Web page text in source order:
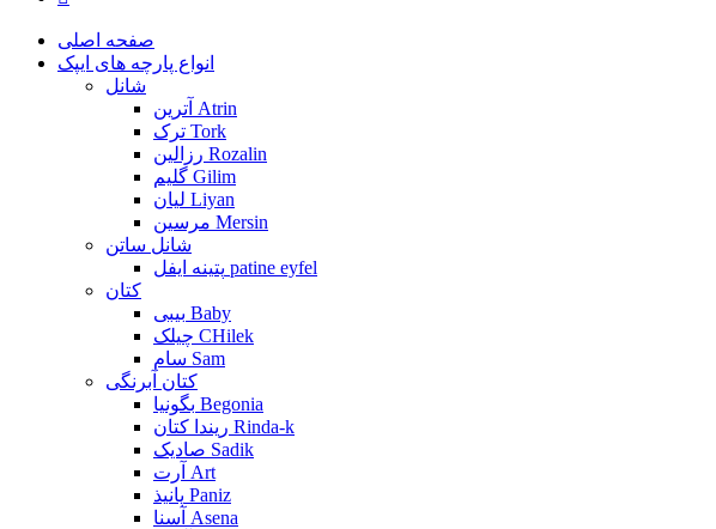
صفحه اصلی
انواع پارچه های ایپک
شانل
آترین Atrin
ترک Tork
رزالین Rozalin
گلیم Gilim
لیان Liyan
مرسین Mersin
شانل ساتن
پتینه ایفل patine eyfel
کتان
بیبی Baby
چیلک CHilek
سام Sam
کتان آبرنگی
بگونیا Begonia
ریندا کتان Rinda-k
صادیک Sadik
آرت Art
پانیذ Paniz
آسنا Asena